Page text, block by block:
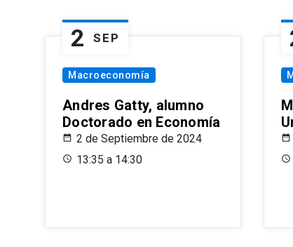
2 SEP
Macroeconomía
Andres Gatty, alumno
Doctorado en Economía
2 de Septiembre de 2024
13:35 a 14:30